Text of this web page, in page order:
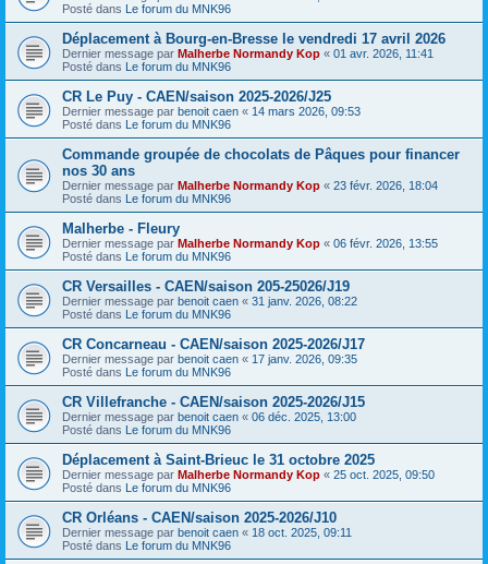
Posté dans Le forum du MNK96
Déplacement à Bourg-en-Bresse le vendredi 17 avril 2026
Dernier message par Malherbe Normandy Kop « 01 avr. 2026, 11:41
Posté dans Le forum du MNK96
CR Le Puy - CAEN/saison 2025-2026/J25
Dernier message par benoit caen « 14 mars 2026, 09:53
Posté dans Le forum du MNK96
Commande groupée de chocolats de Pâques pour financer
nos 30 ans
Dernier message par Malherbe Normandy Kop « 23 févr. 2026, 18:04
Posté dans Le forum du MNK96
Malherbe - Fleury
Dernier message par Malherbe Normandy Kop « 06 févr. 2026, 13:55
Posté dans Le forum du MNK96
CR Versailles - CAEN/saison 205-25026/J19
Dernier message par benoit caen « 31 janv. 2026, 08:22
Posté dans Le forum du MNK96
CR Concarneau - CAEN/saison 2025-2026/J17
Dernier message par benoit caen « 17 janv. 2026, 09:35
Posté dans Le forum du MNK96
CR Villefranche - CAEN/saison 2025-2026/J15
Dernier message par benoit caen « 06 déc. 2025, 13:00
Posté dans Le forum du MNK96
Déplacement à Saint-Brieuc le 31 octobre 2025
Dernier message par Malherbe Normandy Kop « 25 oct. 2025, 09:50
Posté dans Le forum du MNK96
CR Orléans - CAEN/saison 2025-2026/J10
Dernier message par benoit caen « 18 oct. 2025, 09:11
Posté dans Le forum du MNK96